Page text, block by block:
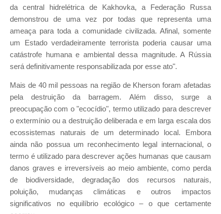
da central hidrelétrica de Kakhovka, a Federação Russa
demonstrou de uma vez por todas que representa uma
ameaça para toda a comunidade civilizada. Afinal, somente
um Estado verdadeiramente terrorista poderia causar uma
catástrofe humana e ambiental dessa magnitude. A Rússia
será definitivamente responsabilizada por esse ato".
Mais de 40 mil pessoas na região de Kherson foram afetadas
pela destruição da barragem. Além disso, surge a
preocupação com o "ecocídio", termo utilizado para descrever
o extermínio ou a destruição deliberada e em larga escala dos
ecossistemas naturais de um determinado local. Embora
ainda não possua um reconhecimento legal internacional, o
termo é utilizado para descrever ações humanas que causam
danos graves e irreversíveis ao meio ambiente, como perda
de biodiversidade, degradação dos recursos naturais,
poluição, mudanças climáticas e outros impactos
significativos no equilíbrio ecológico – o que certamente